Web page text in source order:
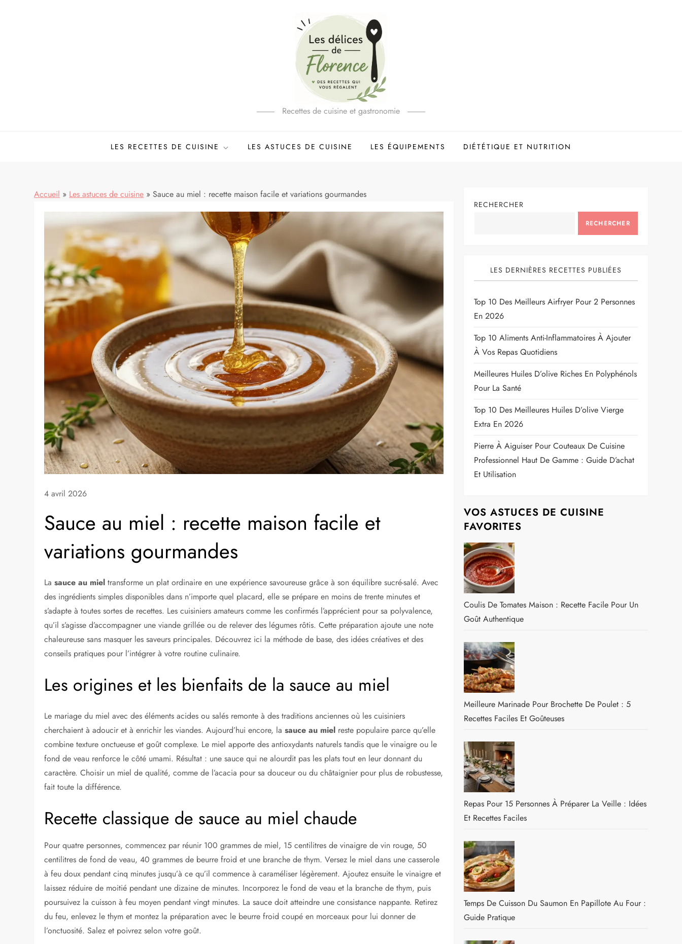
Recettes de cuisine et gastronomie
LES RECETTES DE CUISINE LES ASTUCES DE CUISINE LES ÉQUIPEMENTS DIÉTÉTIQUE ET NUTRITION
Accueil » Les astuces de cuisine » Sauce au miel : recette maison facile et variations gourmandes
4 avril 2026
Sauce au miel : recette maison facile et
variations gourmandes
Lasauce au miel transforme un plat ordinaire en une expérience savoureuse grâce à son équilibre sucré-salé. Avec
des ingrédients simples disponibles dans n’importe quel placard, elle se prépare en moins de trente minutes et
s’adapte à toutes sortes de recettes. Les cuisiniers amateurs comme les confirmés l’apprécient pour sa polyvalence,
qu’il s’agisse d’accompagner une viande grillée ou de relever des légumes rôtis. Cette préparation ajoute une note
chaleureuse sans masquer les saveurs principales. Découvrez ici la méthode de base, des idées créatives et des
conseils pratiques pour l’intégrer à votre routine culinaire.
Les origines et les bienfaits de la sauce au miel
Le mariage du miel avec des éléments acides ou salés remonte à des traditions anciennes où les cuisiniers
cherchaient à adoucir et à enrichir les viandes. Aujourd’hui encore, lasauce au miel reste populaire parce qu’elle
combine texture onctueuse et goût complexe. Le miel apporte des antioxydants naturels tandis que le vinaigre ou le
fond de veau renforce le côté umami. Résultat : une sauce qui ne alourdit pas les plats tout en leur donnant du
caractère. Choisir un miel de qualité, comme de l’acacia pour sa douceur ou du châtaignier pour plus de robustesse,
fait toute la différence.
Recette classique de sauce au miel chaude
Pour quatre personnes, commencez par réunir 100 grammes de miel, 15 centilitres de vinaigre de vin rouge, 50
centilitres de fond de veau, 40 grammes de beurre froid et une branche de thym. Versez le miel dans une casserole
à feu doux pendant cinq minutes jusqu’à ce qu’il commence à caraméliser légèrement. Ajoutez ensuite le vinaigre et
laissez réduire de moitié pendant une dizaine de minutes. Incorporez le fond de veau et la branche de thym, puis
poursuivez la cuisson à feu moyen pendant vingt minutes. La sauce doit atteindre une consistance nappante. Retirez
du feu, enlevez le thym et montez la préparation avec le beurre froid coupé en morceaux pour lui donner de
l’onctuosité. Salez et poivrez selon votre goût.
RECHERCHER
RECHERCHER
LES DERNIÈRES RECETTES PUBLIÉES
Top 10 Des Meilleurs Airfryer Pour 2 Personnes
En 2026
Top 10 Aliments Anti-Inflammatoires À Ajouter
À Vos Repas Quotidiens
Meilleures Huiles D’olive Riches En Polyphénols
Pour La Santé
Top 10 Des Meilleures Huiles D’olive Vierge
Extra En 2026
Pierre À Aiguiser Pour Couteaux De Cuisine
Professionnel Haut De Gamme : Guide D’achat
Et Utilisation
VOS ASTUCES DE CUISINE
FAVORITES
Coulis De Tomates Maison : Recette Facile Pour Un
Goût Authentique
Meilleure Marinade Pour Brochette De Poulet : 5
Recettes Faciles Et Goûteuses
Repas Pour 15 Personnes À Préparer La Veille : Idées
Et Recettes Faciles
Temps De Cuisson Du Saumon En Papillote Au Four :
Guide Pratique